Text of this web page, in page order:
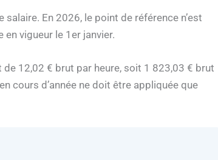
En 2026, le point de référence n’est
vigueur le 1er janvier.
12,02 € brut par heure, soit 1 823,03 € brut
cours d’année ne doit être appliquée que